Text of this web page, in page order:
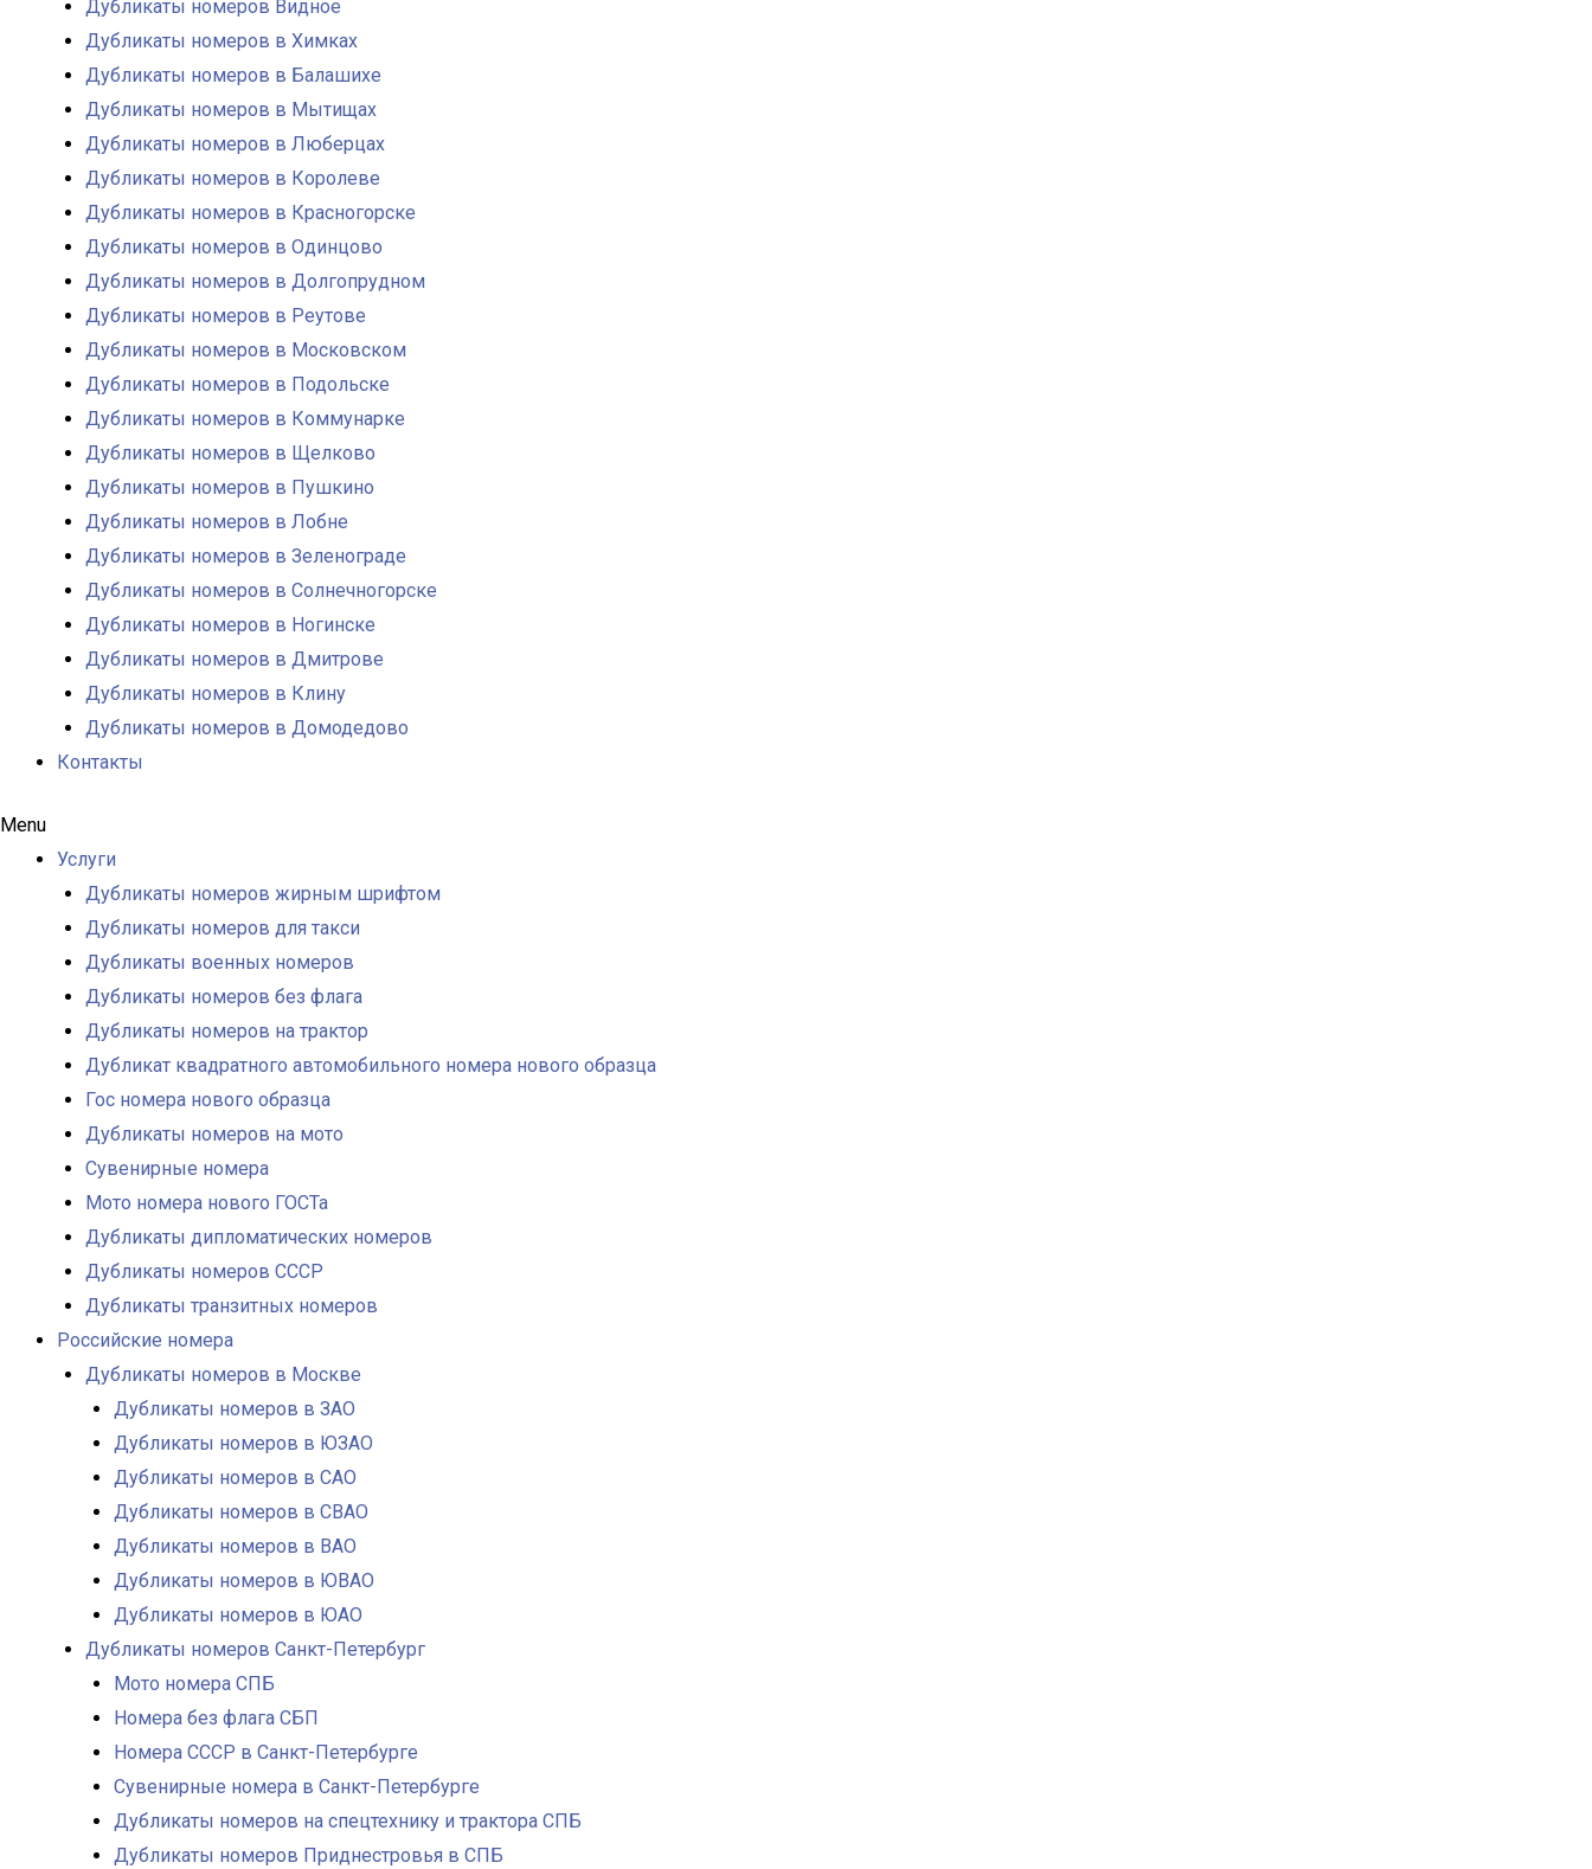
Дубликаты номеров Видное
Дубликаты номеров в Химках
Дубликаты номеров в Балашихе
Дубликаты номеров в Мытищах
Дубликаты номеров в Люберцах
Дубликаты номеров в Королеве
Дубликаты номеров в Красногорске
Дубликаты номеров в Одинцово
Дубликаты номеров в Долгопрудном
Дубликаты номеров в Реутове
Дубликаты номеров в Московском
Дубликаты номеров в Подольске
Дубликаты номеров в Коммунарке
Дубликаты номеров в Щелково
Дубликаты номеров в Пушкино
Дубликаты номеров в Лобне
Дубликаты номеров в Зеленограде
Дубликаты номеров в Солнечногорске
Дубликаты номеров в Ногинске
Дубликаты номеров в Дмитрове
Дубликаты номеров в Клину
Дубликаты номеров в Домодедово
Контакты
Menu
Услуги
Дубликаты номеров жирным шрифтом
Дубликаты номеров для такси
Дубликаты военных номеров
Дубликаты номеров без флага
Дубликаты номеров на трактор
Дубликат квадратного автомобильного номера нового образца
Гос номера нового образца
Дубликаты номеров на мото
Сувенирные номера
Мото номера нового ГОСТа
Дубликаты дипломатических номеров
Дубликаты номеров СССР
Дубликаты транзитных номеров
Российские номера
Дубликаты номеров в Москве
Дубликаты номеров в ЗАО
Дубликаты номеров в ЮЗАО
Дубликаты номеров в САО
Дубликаты номеров в СВАО
Дубликаты номеров в ВАО
Дубликаты номеров в ЮВАО
Дубликаты номеров в ЮАО
Дубликаты номеров Санкт-Петербург
Мото номера СПБ
Номера без флага СБП
Номера СССР в Санкт-Петербурге
Сувенирные номера в Санкт-Петербурге
Дубликаты номеров на спецтехнику и трактора СПБ
Дубликаты номеров Приднестровья в СПБ